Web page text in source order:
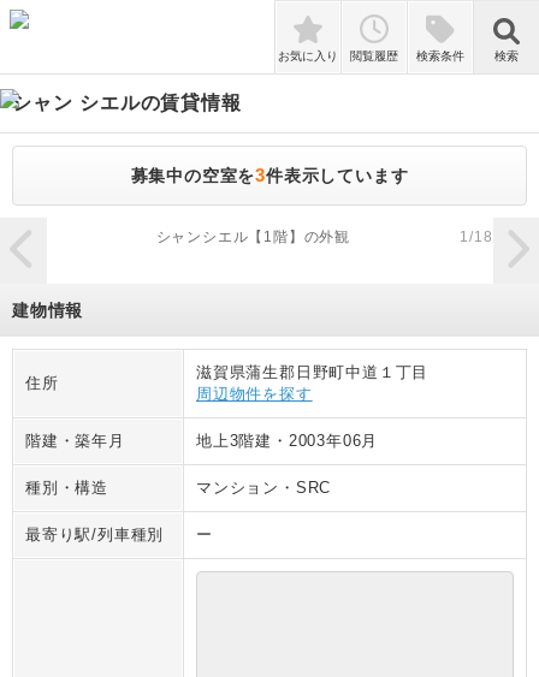
検索
お気に入り 閲覧履歴 検索条件 検索
シャン シエルの賃貸情報
募集中の空室を3件表示しています
zoom_in
シャンシエル【1階】の外観 1/18
建物情報
住所
滋賀県蒲生郡日野町中道１丁目
周辺物件を探す
階建・築年月 地上3階建 ・ 2003年06月
種別・構造 マンション ・ SRC
最寄り駅/列車種別 ー